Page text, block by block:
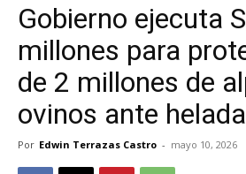
Gobierno ejecuta
millones para
de 2 millones de
ovinos ante
Por Edwin Terrazas Castro - mayo 10, 2026